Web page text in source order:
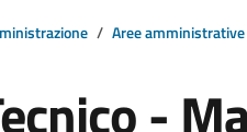
Aree amministrative
-